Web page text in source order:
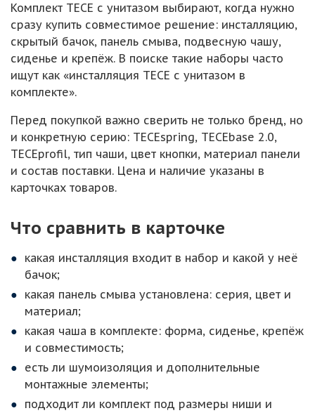
Комплект TECE с унитазом выбирают, когда нужно
сразу купить совместимое решение: инсталляцию,
скрытый бачок, панель смыва, подвесную чашу,
сиденье и крепёж. В поиске такие наборы часто
ищут как «инсталляция ТЕСЕ с унитазом в
комплекте».
Перед покупкой важно сверить не только бренд, но
и конкретную серию: TECEspring, TECEbase 2.0,
TECEprofil, тип чаши, цвет кнопки, материал панели
и состав поставки. Цена и наличие указаны в
карточках товаров.
Что сравнить в карточке
какая инсталляция входит в набор и какой у неё
бачок;
какая панель смыва установлена: серия, цвет и
материал;
какая чаша в комплекте: форма, сиденье, крепёж
и совместимость;
есть ли шумоизоляция и дополнительные
монтажные элементы;
подходит ли комплект под размеры ниши и